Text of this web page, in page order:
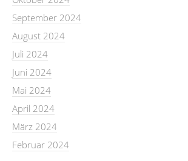
September 2024
August 2024
Juli 2024
Juni 2024
Mai 2024
April 2024
März 2024
Februar 2024